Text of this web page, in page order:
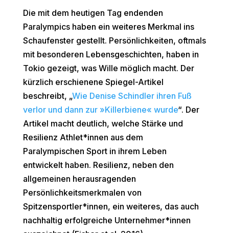
Die mit dem heutigen Tag endenden
Paralympics haben ein weiteres Merkmal ins
Schaufenster gestellt. Persönlichkeiten, oftmals
mit besonderen Lebensgeschichten, haben in
Tokio gezeigt, was Wille möglich macht. Der
kürzlich erschienene Spiegel-Artikel
beschreibt, „Wie Denise Schindler ihren Fuß
verlor und dann zur »Killerbiene« wurde“. Der
Artikel macht deutlich, welche Stärke und
Resilienz Athlet*innen aus dem
Paralympischen Sport in ihrem Leben
entwickelt haben. Resilienz, neben den
allgemeinen herausragenden
Persönlichkeitsmerkmalen von
Spitzensportler*innen, ein weiteres, das auch
nachhaltig erfolgreiche Unternehmer*innen